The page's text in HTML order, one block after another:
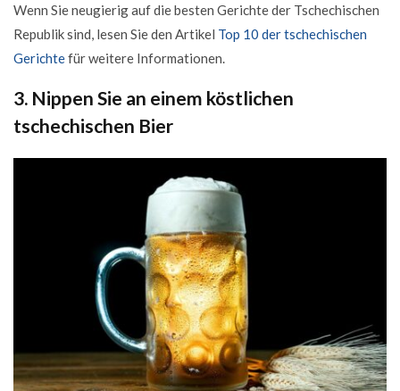
Wenn Sie neugierig auf die besten Gerichte der Tschechischen
Republik sind, lesen Sie den Artikel Top 10 der tschechischen
Gerichtefür weitere Informationen.
3. Nippen Sie an einem köstlichen
tschechischen Bier